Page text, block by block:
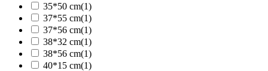
35*50 cm(1)
37*55 cm(1)
37*56 cm(1)
38*32 cm(1)
38*56 cm(1)
40*15 cm(1)